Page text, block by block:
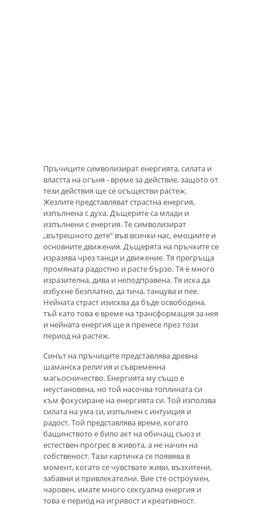
Пръчиците символизират енергията, силата и
властта на огъня - време за действие, защото от
тези действия ще се осъществи растеж.
Жезлите представляват страстна енергия,
изпълнена с духа. Дъщерите са млади и
изпълнени с енергия. Те символизират
„вътрешното дете” във всички нас, емоциите и
основните движения. Дъщерята на пръчките се
изразява чрез танци и движение. Тя прегръща
промяната радостно и расте бързо. Тя е много
изразителна, дива и неподправена. Тя иска да
избухне безплатно, да тича, танцува и пее.
Нейната страст изисква да бъде освободена,
тъй като това е време на трансформация за нея
и нейната енергия ще я пренесе през този
период на растеж.
Синът на пръчиците представлява древна
шаманска религия и съвременна
магьосничество. Енергията му също е
неустановена, но той насочва топлината си
към фокусиране на енергията си. Той използва
силата на ума си, изпълнен с интуиция и
радост. Той представлява време, когато
бащинството е било акт на обичащ съюз и
естествен прогрес в живота, а не начин на
собственост. Тази картичка се появява в
момент, когато се чувствате живи, възхитени,
забавни и привлекателни. Вие сте остроумен,
чаровен, имате много сексуална енергия и
това е период на игривост и креативност.